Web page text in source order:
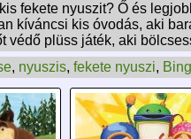
fekete nyuszit? Ő és
kíváncsi kis óvodás, aki
védő plüss játék, aki
, nyuszis, fekete nyuszi,